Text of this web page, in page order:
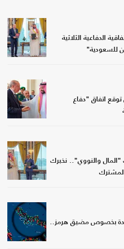
الدفاعية الثلاثية
للسعودية"
توقع اتفاق "دفاع
"المال والنووي".. نخبرك
المشترك
بخصوص مضيق هرمز..